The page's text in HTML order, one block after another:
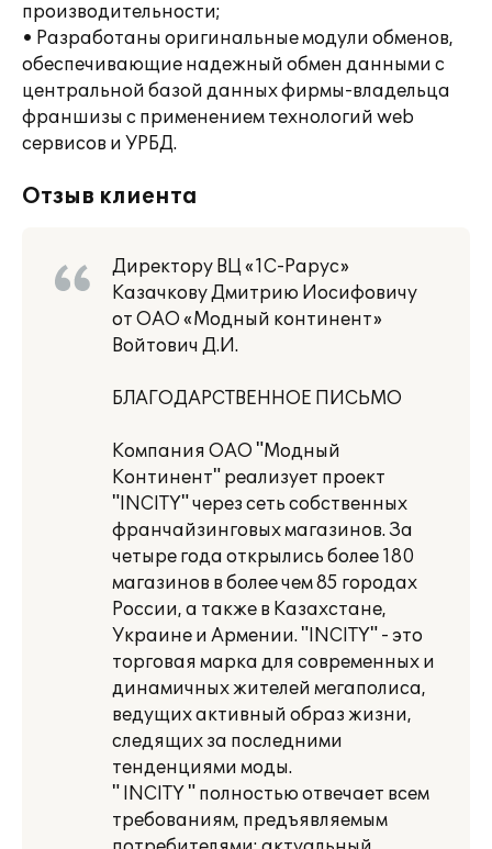
производительности;
• Разработаны оригинальные модули обменов,
обеспечивающие надежный обмен данными с
центральной базой данных фирмы-владельца
франшизы с применением технологий web
сервисов и УРБД.
Отзыв клиента
Директору ВЦ «1С-Рарус»
Казачкову Дмитрию Иосифовичу
от ОАО «Модный континент»
Войтович Д.И.
БЛАГОДАРСТВЕННОЕ ПИСЬМО
Компания ОАО "Модный
Континент" реализует проект
"INCITY" через сеть собственных
франчайзинговых магазинов. За
четыре года открылись более 180
магазинов в более чем 85 городах
России, а также в Казахстане,
Украине и Армении. "INCITY" - это
торговая марка для современных и
динамичных жителей мегаполиса,
ведущих активный образ жизни,
следящих за последними
тенденциями моды.
" INCITY " полностью отвечает всем
требованиям, предъявляемым